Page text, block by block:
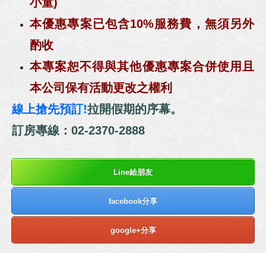
本優惠專案已包含10%服務費，無須另外
酌收
本專案恕不得與其他優惠專案合併使用且
本公司保有活動更改之權利
線上搶先預訂!拉開假期的序幕。
訂房專線：02-2370-2888
Line給朋友
facebook分享
google+分享